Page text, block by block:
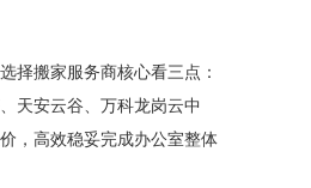
择搬家服务商核心看三点：
天安云谷、万科龙岗云中
，高效稳妥完成办公室整体